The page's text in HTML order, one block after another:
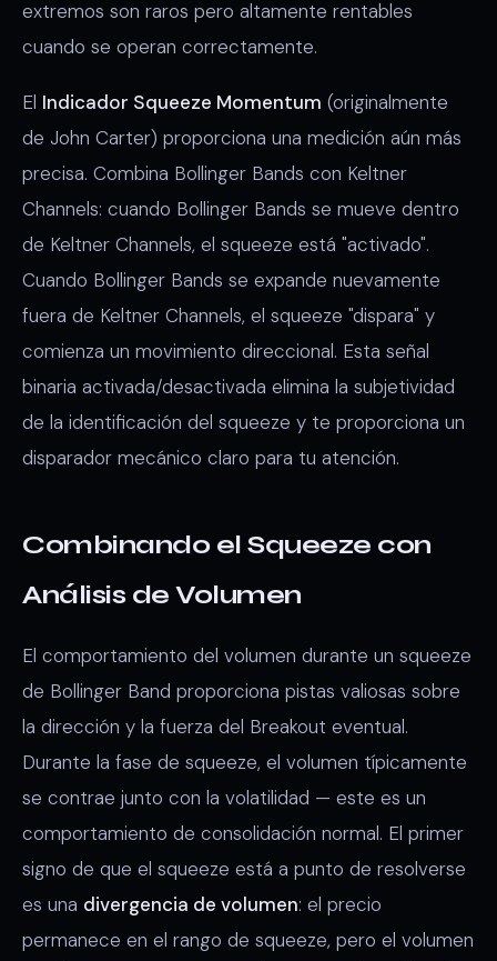
extremos son raros pero altamente rentables
cuando se operan correctamente.
El Indicador Squeeze Momentum (originalmente
de John Carter) proporciona una medición aún más
precisa. Combina Bollinger Bands con Keltner
Channels: cuando Bollinger Bands se mueve dentro
de Keltner Channels, el squeeze está "activado".
Cuando Bollinger Bands se expande nuevamente
fuera de Keltner Channels, el squeeze "dispara" y
comienza un movimiento direccional. Esta señal
binaria activada/desactivada elimina la subjetividad
de la identificación del squeeze y te proporciona un
disparador mecánico claro para tu atención.
Combinando el Squeeze con
Análisis de Volumen
El comportamiento del volumen durante un squeeze
de Bollinger Band proporciona pistas valiosas sobre
la dirección y la fuerza del Breakout eventual.
Durante la fase de squeeze, el volumen típicamente
se contrae junto con la volatilidad — este es un
comportamiento de consolidación normal. El primer
signo de que el squeeze está a punto de resolverse
es una divergencia de volumen: el precio
permanece en el rango de squeeze, pero el volumen